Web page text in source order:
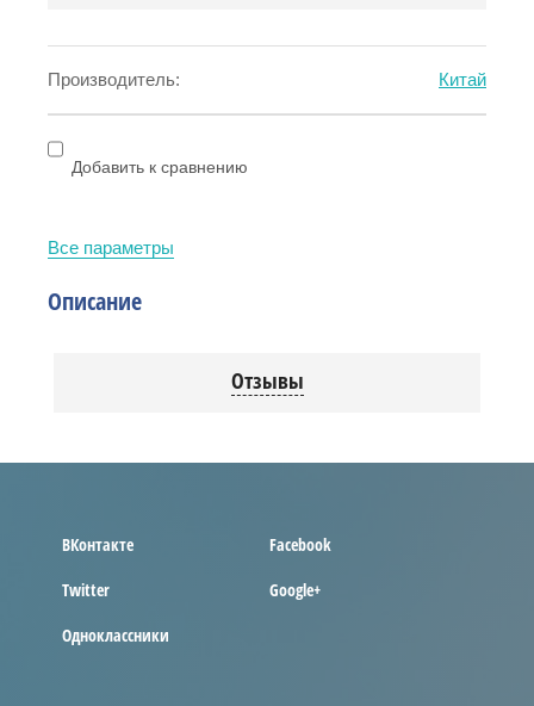
Производитель: Китай
Добавить к сравнению
Все параметры
Описание
Отзывы
ВКонтакте
Facebook
Twitter
Google+
Одноклассники